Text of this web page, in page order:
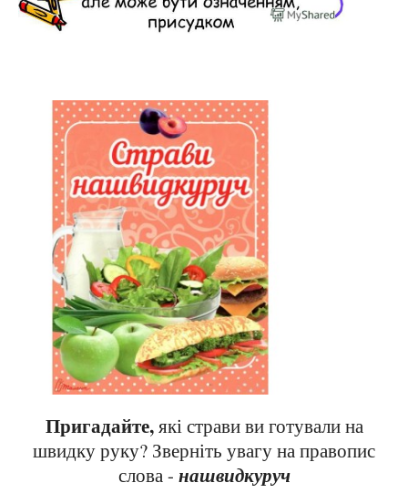
Пригадайте, які страви ви готували на
швидку руку? Зверніть увагу на правопис
слова - нашвидкуруч